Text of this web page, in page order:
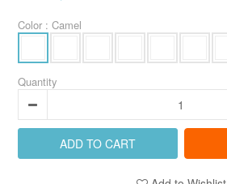
Color : Camel
Quantity
ADD TO CART